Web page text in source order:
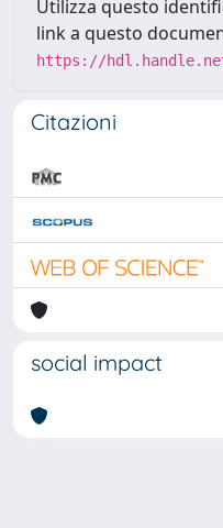
Utilizza questo
link a questo
https://
Citazioni
social impact